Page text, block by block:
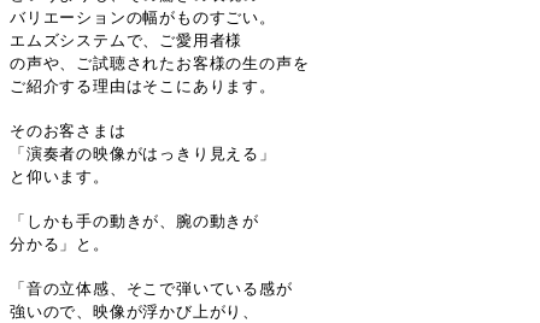
バリエーションの幅がものすごい。
エムズシステムで、ご愛用者様
の声や、ご試聴されたお客様の生の声を
ご紹介する理由はそこにあります。
そのお客さまは
「演奏者の映像がはっきり見える」
と仰います。
「しかも手の動きが、腕の動きが
分かる」と。
「音の立体感、そこで弾いている感が
強いので、映像が浮かび上がり、